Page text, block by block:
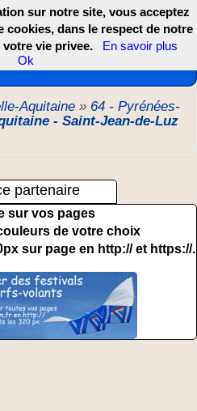
DOM TOM et COM
Aquitaine » 64 - Pyrénées-
- Saint-Jean-de-Luz
partenaire
sur vos pages
de votre choix
sur page en http:// et https://.
sur notre site, vous acceptez
dans le respect de notre
vie privee.
En savoir plus
Ok